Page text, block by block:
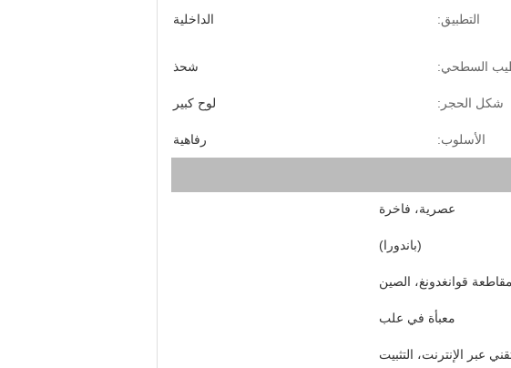
التطبيق: الداخلية
السطحي: شحذ
شكل الحجر: لوح كبير
الأسلوب: رفاهية
عصرية، فاخرة
(باندورا)
مقاطعة قوانغدونغ، الصين
معبأة في علب
عبر الإنترنت، التثبيت